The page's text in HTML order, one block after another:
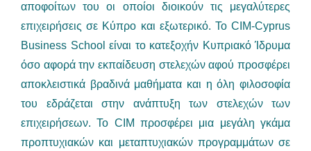
αποφοίτων του οι οποίοι διοικούν τις μεγαλύτερες
επιχειρήσεις σε Κύπρο και εξωτερικό. Το CIM-Cyprus
Business School είναι το κατεξοχήν Κυπριακό Ίδρυμα
όσο αφορά την εκπαίδευση στελεχών αφού προσφέρει
αποκλειστικά βραδινά μαθήματα και η όλη φιλοσοφία
του εδράζεται στην ανάπτυξη των στελεχών των
επιχειρήσεων. Το CIM προσφέρει μια μεγάλη γκάμα
προπτυχιακών και μεταπτυχιακών προγραμμάτων σε